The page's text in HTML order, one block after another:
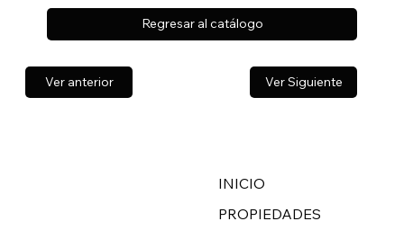
Ver anterior
Regresar al catálogo
Ver Siguiente
INICIO
PROPIEDADES